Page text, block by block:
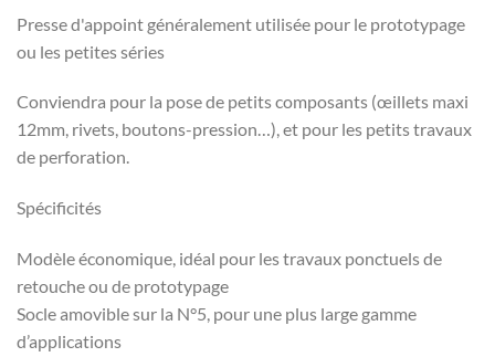
Presse d'appoint généralement utilisée pour le prototypage
ou les petites séries
Conviendra pour la pose de petits composants (œillets maxi
12mm, rivets, boutons-pression…), et pour les petits travaux
de perforation.
Spécificités
Modèle économique, idéal pour les travaux ponctuels de
retouche ou de prototypage
Socle amovible sur la N°5, pour une plus large gamme
d’applications